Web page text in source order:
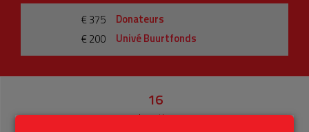
€ 375
Donateurs
€ 200
Univé Buurtfonds
16
donaties